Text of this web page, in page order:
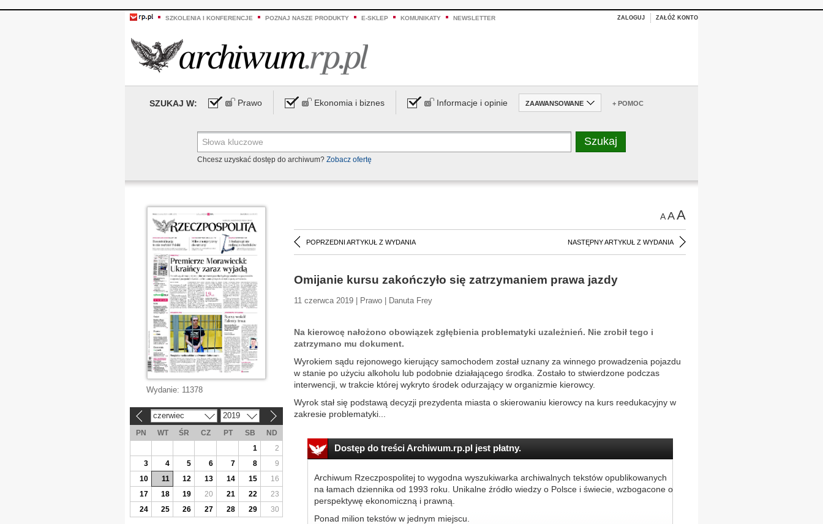
SZKOLENIA I KONFERENCJE POZNAJ NASZE PRODUKTY E-SKLEP KOMUNIKATY NEWSLETTER ZALOGUJ ZAŁÓŻ KONTO
SZUKAJ W: Prawo Ekonomia i biznes Informacje i opinie ZAAWANSOWANE + POMOC
Chcesz uzyskać dostęp do archiwum? Zobacz ofertę
AAA
POPRZEDNI ARTYKUŁ Z WYDANIA NASTĘPNY ARTYKUŁ Z WYDANIA
Omijanie kursu zakończyło się zatrzymaniem prawa jazdy
11 czerwca 2019 | Prawo | Danuta Frey
Na kierowcę nałożono obowiązek zgłębienia problematyki uzależnień. Nie zrobił tego i
zatrzymano mu dokument.
Wyrokiem sądu rejonowego kierujący samochodem został uznany za winnego prowadzenia pojazdu
w stanie po użyciu alkoholu lub podobnie działającego środka. Zostało to stwierdzone podczas
interwencji, w trakcie której wykryto środek odurzający w organizmie kierowcy.
Wyrok stał się podstawą decyzji prezydenta miasta o skierowaniu kierowcy na kurs reedukacyjny w
zakresie problematyki...
Dostęp do treści Archiwum.rp.pl jest płatny.
Archiwum Rzeczpospolitej to wygodna wyszukiwarka archiwalnych tekstów opublikowanych
na łamach dziennika od 1993 roku. Unikalne źródło wiedzy o Polsce i świecie, wzbogacone o
perspektywę ekonomiczną i prawną.
Ponad milion tekstów w jednym miejscu.
Wydanie: 11378
czerwiec 2019
PN WT ŚR CZ PT SB
ND
1
2
3
4 5 6 7 8
9
10
11 12 13 14 15
16
17
18 19 20 21 22
23
24
25 26 27 28 29 30